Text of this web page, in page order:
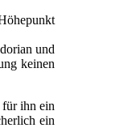
und
keinen
für ihn ein
ein